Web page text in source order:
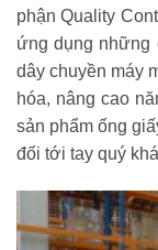
phận Quality
ứng dụng những
dây chuyền máy
hóa, nâng cao
sản phẩm ống
đối tới tay quý